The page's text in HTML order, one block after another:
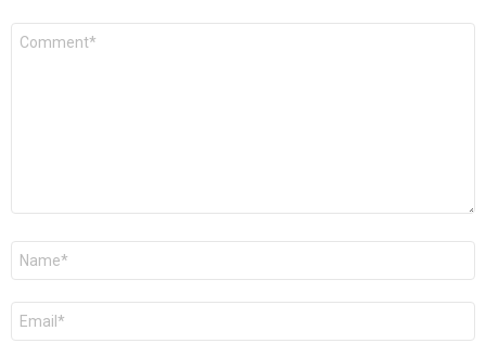
Comentário
Nome
E-
mail
*